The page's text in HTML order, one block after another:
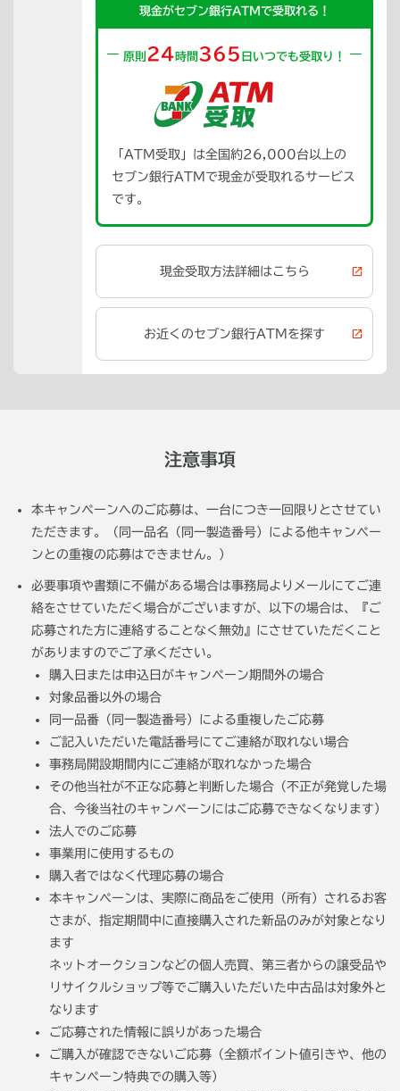
現金がセブン銀行ATMで受取れる！
原則 24 時間 365 日いつでも受取り！
「ATM受取」は全国約26,000台以上の
セブン銀行ATMで現金が受取れるサービス
です。
現金受取方法詳細はこちら
お近くのセブン銀行ATMを探す
注意事項
本キャンペーンへのご応募は、一台につき一回限りとさせてい
ただきます。（同一品名（同一製造番号）による他キャンペー
ンとの重複の応募はできません。）
必要事項や書類に不備がある場合は事務局よりメールにてご連
絡をさせていただく場合がございますが、以下の場合は、『ご
応募された方に連絡することなく無効』にさせていただくこと
がありますのでご了承ください。
購入日または申込日がキャンペーン期間外の場合
対象品番以外の場合
同一品番（同一製造番号）による重複したご応募
ご記入いただいた電話番号にてご連絡が取れない場合
事務局開設期間内にご連絡が取れなかった場合
その他当社が不正な応募と判断した場合（不正が発覚した場
合、今後当社のキャンペーンにはご応募できなくなります）
法人でのご応募
事業用に使用するもの
購入者ではなく代理応募の場合
本キャンペーンは、実際に商品をご使用（所有）されるお客
さまが、指定期間中に直接購入された新品のみが対象となり
ます
ネットオークションなどの個人売買、第三者からの譲受品や
リサイクルショップ等でご購入いただいた中古品は対象外と
なります
ご応募された情報に誤りがあった場合
ご購入が確認できないご応募（全額ポイント値引きや、他の
キャンペーン特典での購入等）